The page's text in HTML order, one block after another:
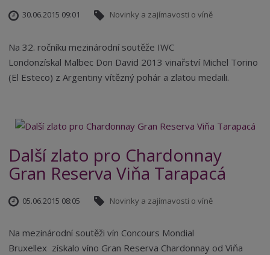
30.06.2015 09:01 Novinky a zajímavosti o víně
Na 32. ročníku mezinárodní soutěže IWC
Londonzískal Malbec Don David 2013 vinařství Michel Torino
(El Esteco) z Argentiny vítězný pohár a zlatou medaili.
Další zlato pro Chardonnay
Gran Reserva Viňa Tarapacá
05.06.2015 08:05 Novinky a zajímavosti o víně
Na mezinárodní soutěži vín Concours Mondial
Bruxellex získalo víno Gran Reserva Chardonnay od Viňa